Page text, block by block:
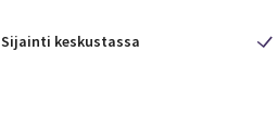
Sijainti keskustassa